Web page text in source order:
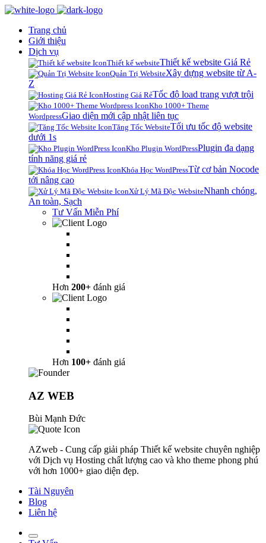
Trang chủ
Giới thiệu
Dịch vụ
Thiết kế websiteThiết kế website Giá Rẻ
Quản Trị WebsiteXây dựng website từ A-
Z
Hosting Giá RẻTốc độ load trang vượt trội
Kho 1000+ Theme
WordpressGiao diện mới cập nhật liên tục
Tăng Tốc WebsiteTối ưu tốc độ website
dưới 1s
Kho Plugin WordPressPlugin đa dạng
tính năng giá rẻ
Khóa Học WordPressTừ cơ bản Nocode
tới nâng cao
Xử Lý Mã Độc WebsiteNhanh chóng,
An toàn, Sạch
Tư Vấn Miễn Phí
Hơn 200+ đánh giá
Hơn 100+ đánh giá
AZ WEB
Bùi Mạnh Đức
AZweb - Cung cấp giải pháp Thiết kế website chuyên nghiệp
với Dịch vụ Hosting chất lượng cao và kho theme phong phú
với hơn 1000+ giao diện đẹp.
Tài Nguyên
Blog
Liên hệ